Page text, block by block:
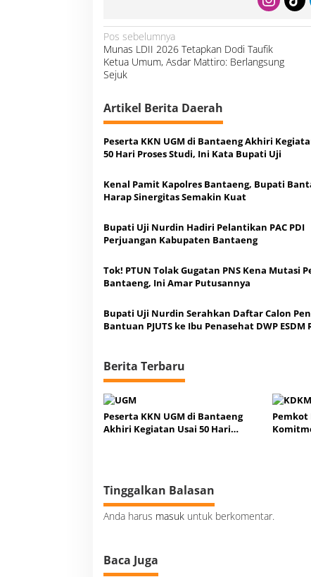
N
a
v
i
g
a
s
o
s
Pos sebelumnya
Munas LDII 2026 Tetapkan Dodi Taufik
Ketua Umum, Asdar Mattiro: Berlangsung
Sejuk
Artikel Berita Daerah
Peserta KKN UGM di Bantaeng Akhiri
50 Hari Proses Studi, Ini Kata Bupati Uji
Kenal Pamit Kapolres Bantaeng, Bupati
Harap Sinergitas Semakin Kuat
Bupati Uji Nurdin Hadiri Pelantikan PAC PDI
Perjuangan Kabupaten Bantaeng
Tok! PTUN Tolak Gugatan PNS Kena Mutasi
Bantaeng, Ini Amar Putusannya
Bupati Uji Nurdin Serahkan Daftar Calon
Bantuan PJUTS ke Ibu Penasehat DWP ESDM
Berita Terbaru
Peserta KKN UGM di Bantaeng
Akhiri Kegiatan Usai 50 Hari
Pemkot
Tinggalkan Balasan
Anda harus masuk untuk berkomentar.
Baca Juga